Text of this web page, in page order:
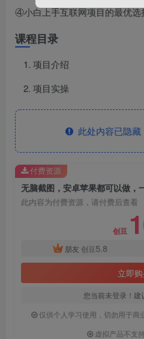
④小白上手互联网项目的最优选
课程目录
项目介绍
项目实操
此处内容已隐藏
无脑截图，安卓苹果都可以做，
此内容为付费资源，请付费后查看
创豆
朋友 创豆 5.8
立即
您当前未登录！建
仅供个人学习使用，切勿用于商
虚拟产品不支
付费资源